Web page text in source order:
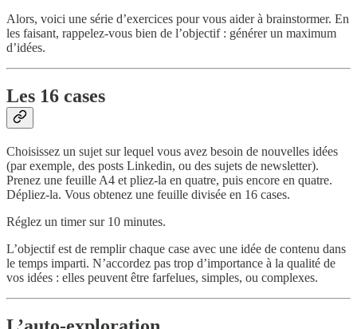
Alors, voici une série d’exercices pour vous aider à brainstormer. En
les faisant, rappelez-vous bien de l’objectif : générer un maximum
d’idées.
Les 16 cases
Choisissez un sujet sur lequel vous avez besoin de nouvelles idées
(par exemple, des posts Linkedin, ou des sujets de newsletter).
Prenez une feuille A4 et pliez-la en quatre, puis encore en quatre.
Dépliez-la. Vous obtenez une feuille divisée en 16 cases.
Réglez un timer sur 10 minutes.
L’objectif est de remplir chaque case avec une idée de contenu dans
le temps imparti. N’accordez pas trop d’importance à la qualité de
vos idées : elles peuvent être farfelues, simples, ou complexes.